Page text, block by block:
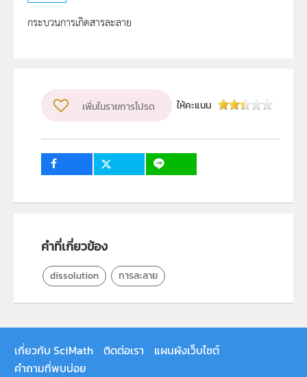
กระบวนการเกิดสารละลาย
เพิ่มในรายการโปรด ให้คะแนน
คำที่เกี่ยวข้อง
dissolution การละลาย
เกี่ยวกับ SciMath ติดต่อเรา
แผนผังเว็บไซต์
คำถามที่พบบ่อย